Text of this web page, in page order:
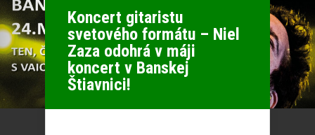
Koncert gitaristu
svetového formátu – Niel
Zaza odohrá v máji
koncert v Banskej
Štiavnici!